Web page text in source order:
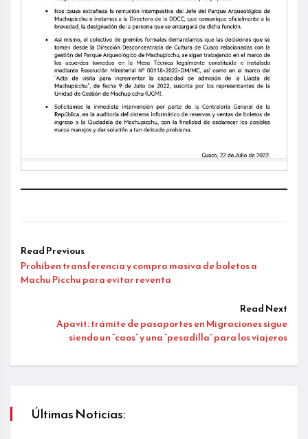
Read Previous
Prohíben transferencia y compra masiva de boletos a
Machu Picchu para evitar reventa
Read Next
Apavit: trámite de pasaportes en Migraciones sigue
siendo un “caos” y una “pesadilla” para los viajeros
Últimas Noticias: